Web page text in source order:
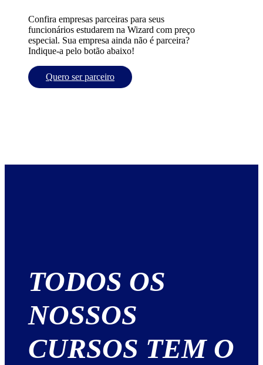
Confira empresas parceiras para seus
funcionários estudarem na Wizard com preço
especial. Sua empresa ainda não é parceira?
Indique-a pelo botão abaixo!
Quero ser parceiro
TODOS OS
NOSSOS
CURSOS TEM O